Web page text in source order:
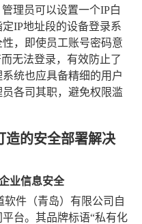
理员可以设置一个IP白
IP地址段的设备登录系
，即使员工账号密码意
无法登录，有效防止了
统也应具备精细的用户
各司其职，避免权限滥
造的安全部署解决
业信息安全
软件（青岛）有限公司自
台。其品牌标语“私有化